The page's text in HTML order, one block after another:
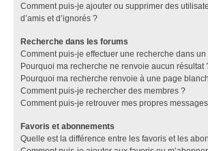
Comment puis-je ajouter ou supprimer des
d’amis et d’ignorés ?
Recherche dans les forums
Comment puis-je effectuer une recherche dans
Pourquoi ma recherche ne renvoie aucun résultat
Pourquoi ma recherche renvoie à une page
Comment puis-je rechercher des membres ?
Comment puis-je retrouver mes propres
Favoris et abonnements
Quelle est la différence entre les favoris et les